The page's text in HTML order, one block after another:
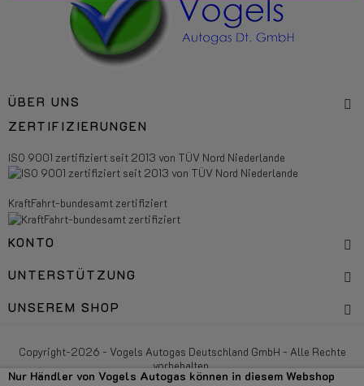
Nur Händler von Vogels Autogas können in diesem Webshop
ÜBER UNS
ZERTIFIZIERUNGEN
ISO 9001 zertifiziert seit 2013 von TÜV Nord Niederlande
KraftFahrt-bundesamt zertifiziert
KONTO
UNTERSTÜTZUNG
UNSEREM SHOP
Copyright-2026 - Vogels Autogas Deutschland GmbH - Alle Rechte
vorbehalten.